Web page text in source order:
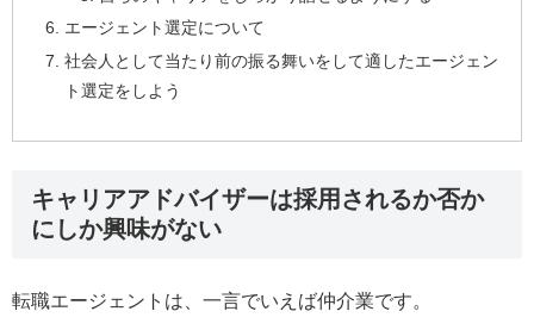
エージェント選定について
社会人として当たり前の振る舞いをして適したエージェン
ト選定をしよう
キャリアアドバイザーは採用されるか否か
にしか興味がない
転職エージェントは、一言でいえば仲介業です。